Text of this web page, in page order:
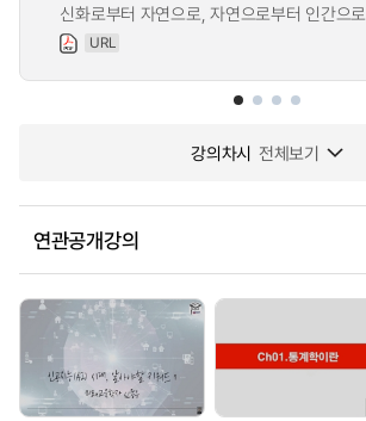
신화로부터 자연으로, 자연으로부터 인간으로
URL
강의차시 전체보기
연관공개강의